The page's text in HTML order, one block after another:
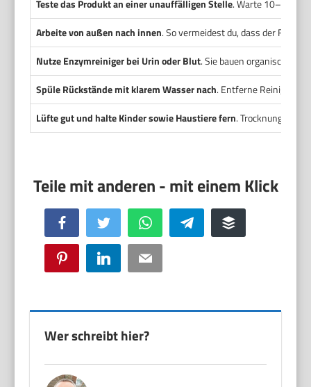
Teste das Produkt an einer unauffälligen Stelle. Warte 10–15
Arbeite von außen nach innen. So vermeidest du, dass der Fleck
Nutze Enzymreiniger bei Urin oder Blut. Sie bauen organische
Spüle Rückstände mit klarem Wasser nach. Entferne
Lüfte gut und halte Kinder sowie Haustiere fern. Trocknung und
Facebook Twitter WhatsApp Telegram Buffer
Pinterest LinkedIn Email
Wer schreibt hier?